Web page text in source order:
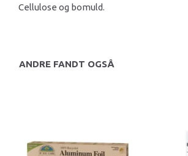
Cellulose og bomuld.
ANDRE FANDT OGSÅ